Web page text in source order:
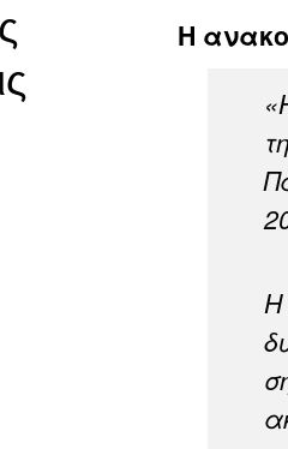
Η
Η